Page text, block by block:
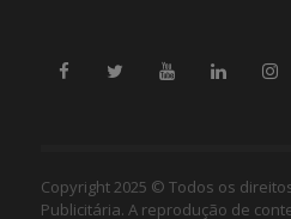
Copyright 2025 © Todos os
Publicitária. A reprodução de